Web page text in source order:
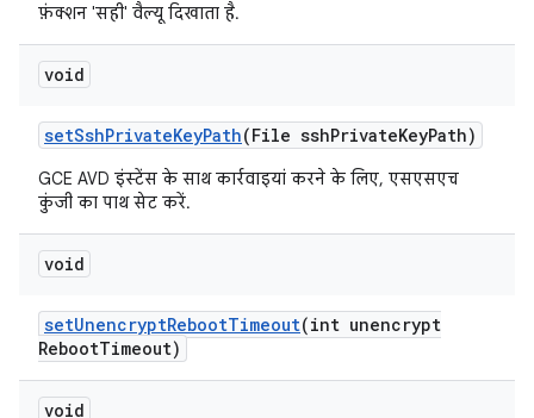
फ़ंक्शन 'सही' वैल्यू दिखाता है.
void
setSshPrivateKeyPath(File sshPrivateKeyPath)
GCE AVD इंस्टेंस के साथ कार्रवाइयां करने के लिए, एसएसएच
कुंजी का पाथ सेट करें.
void
setUnencryptRebootTimeout(int unencrypt
RebootTimeout)
void